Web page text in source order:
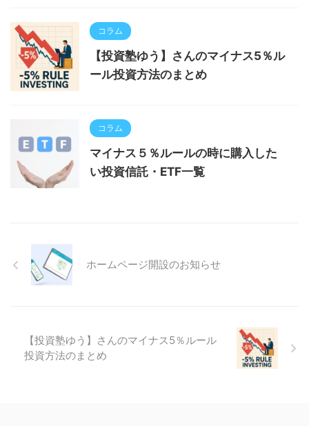
コラム
【投資塾ゆう】さんのマイナス5％ル
ール投資方法のまとめ
コラム
マイナス５％ルールの時に購入した
い投資信託・ETF一覧
ホームページ開設のお知らせ
【投資塾ゆう】さんのマイナス5％ルール
投資方法のまとめ